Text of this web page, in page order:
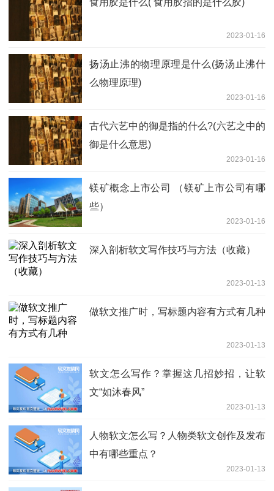
2023-01-16
扬汤止沸的物理原理是什么(扬汤止沸什
么物理原理)
2023-01-16
古代六艺中的御是指的什么?(六艺之中的
御是什么意思)
2023-01-16
镁矿概念上市公司 （镁矿上市公司有哪
些）
2023-01-16
深入剖析软文写作技巧与方法（收藏）
2023-01-13
做软文推广时，写标题内容有方式有几种
2023-01-13
软文怎么写作？掌握这几招妙招，让软
文“如沐春风”
2023-01-13
人物软文怎么写？人物类软文创作及发布
中有哪些重点？
2023-01-13